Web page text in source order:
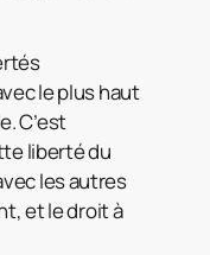
le plus haut
C’est
liberté du
les autres
et le droit à